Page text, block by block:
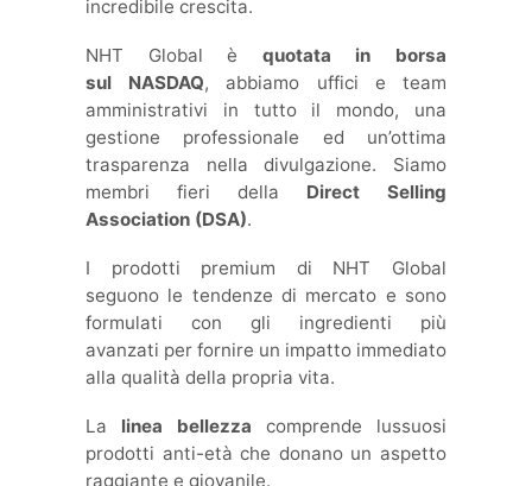
incredibile crescita.
NHT Global è quotata in borsa
sul NASDAQ, abbiamo uffici e team
amministrativi in tutto il mondo, una
gestione professionale ed un’ottima
trasparenza nella divulgazione. Siamo
membri fieri della Direct Selling
Association (DSA).
I prodotti premium di NHT Global
seguono le tendenze di mercato e sono
formulati con gli ingredienti più
avanzati per fornire un impatto immediato
alla qualità della propria vita.
La linea bellezza comprende lussuosi
prodotti anti-età che donano un aspetto
raggiante e giovanile.